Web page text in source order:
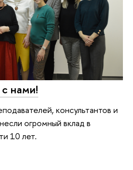
нами!
консультантов и
огромный вклад в
10 лет.